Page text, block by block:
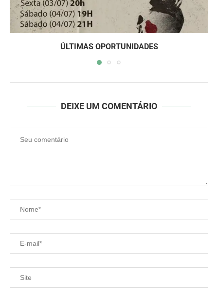
ÚLTIMAS OPORTUNIDADES
DEIXE UM COMENTÁRIO